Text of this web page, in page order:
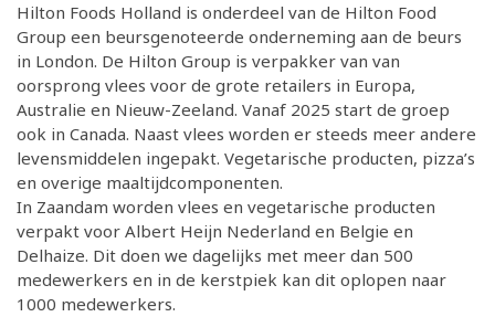
Hilton Foods Holland is onderdeel van de Hilton Food
Group een beursgenoteerde onderneming aan de beurs
in London. De Hilton Group is verpakker van van
oorsprong vlees voor de grote retailers in Europa,
Australie en Nieuw-Zeeland. Vanaf 2025 start de groep
ook in Canada. Naast vlees worden er steeds meer andere
levensmiddelen ingepakt. Vegetarische producten, pizza’s
en overige maaltijdcomponenten.
In Zaandam worden vlees en vegetarische producten
verpakt voor Albert Heijn Nederland en Belgie en
Delhaize. Dit doen we dagelijks met meer dan 500
medewerkers en in de kerstpiek kan dit oplopen naar
1000 medewerkers.